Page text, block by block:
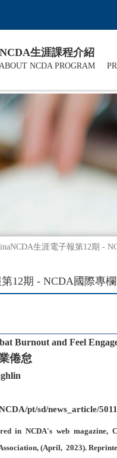
NCDA生涯課程介紹
NCDA PROGRAM
生涯電子報第12期 -
12期 - NCDA國際專
Burnout and Feel
倦怠
pt/sd/news_article/
in NCDA's web magazine,
(April, 2023).